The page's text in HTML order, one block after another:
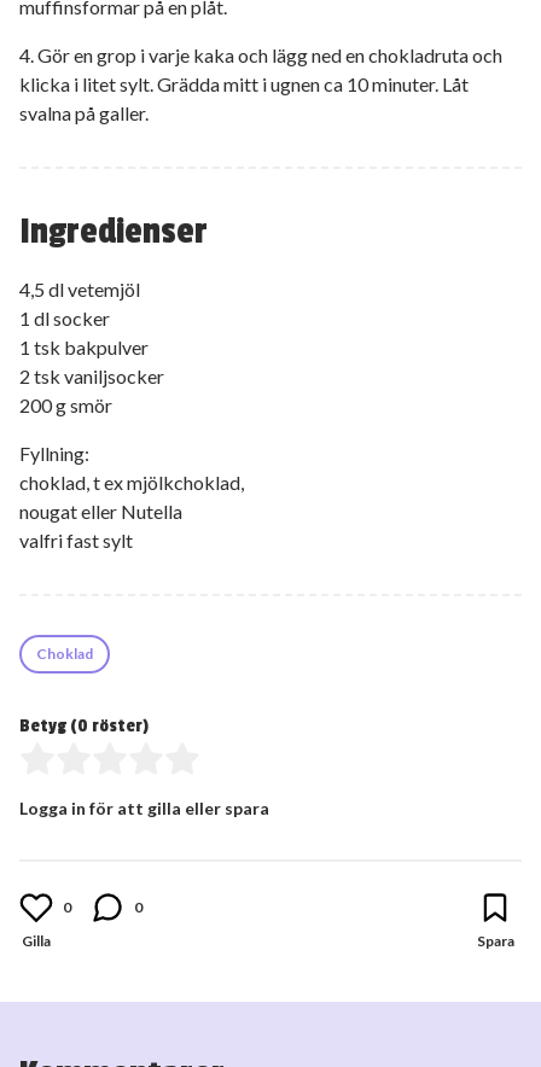
Ingredienser
4,5 dl vetemjöl
1 dl socker
1 tsk bakpulver
2 tsk vaniljsocker
200 g smör
Fyllning:
choklad, t ex mjölkchoklad,
nougat eller Nutella
valfri fast sylt
muffinsformar på en plåt.
4. Gör en grop i varje kaka och lägg ned en chokladruta och
klicka i litet sylt. Grädda mitt i ugnen ca 10 minuter. Låt
svalna på galler.
Choklad
Betyg (0 röster)
Logga in för att gilla eller spara
0 0